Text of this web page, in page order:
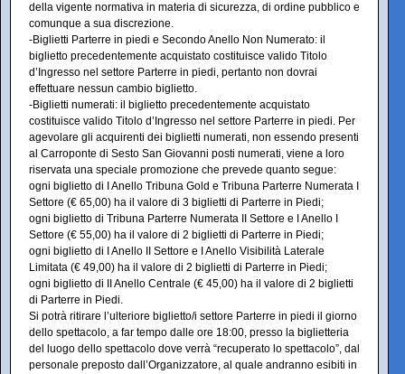
della vigente normativa in materia di sicurezza, di ordine pubblico e
comunque a sua discrezione.
-Biglietti Parterre in piedi e Secondo Anello Non Numerato: il
biglietto precedentemente acquistato costituisce valido Titolo
d’Ingresso nel settore Parterre in piedi, pertanto non dovrai
effettuare nessun cambio biglietto.
-Biglietti numerati: il biglietto precedentemente acquistato
costituisce valido Titolo d’Ingresso nel settore Parterre in piedi. Per
agevolare gli acquirenti dei biglietti numerati, non essendo presenti
al Carroponte di Sesto San Giovanni posti numerati, viene a loro
riservata una speciale promozione che prevede quanto segue:
ogni biglietto di I Anello Tribuna Gold e Tribuna Parterre Numerata I
Settore (€ 65,00) ha il valore di 3 biglietti di Parterre in Piedi;
ogni biglietto di Tribuna Parterre Numerata II Settore e I Anello I
Settore (€ 55,00) ha il valore di 2 biglietti di Parterre in Piedi;
ogni biglietto di I Anello II Settore e I Anello Visibilità Laterale
Limitata (€ 49,00) ha il valore di 2 biglietti di Parterre in Piedi;
ogni biglietto di II Anello Centrale (€ 45,00) ha il valore di 2 biglietti
di Parterre in Piedi.
Si potrà ritirare l’ulteriore biglietto/i settore Parterre in piedi il giorno
dello spettacolo, a far tempo dalle ore 18:00, presso la biglietteria
del luogo dello spettacolo dove verrà “recuperato lo spettacolo”, dal
personale preposto dall’Organizzatore, al quale andranno esibiti in